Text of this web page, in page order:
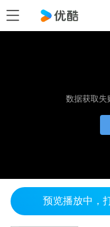
数据获取失
预览播放中，